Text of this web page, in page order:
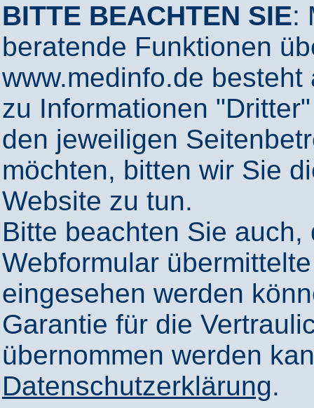
BITTE BEACHTEN SIE:
beratende Funktionen
www.medinfo.de
zu Informationen
den jeweiligen
möchten, bitten wir Sie
Website zu tun.
Bitte beachten Sie
Webformular
eingesehen werden
Garantie für die
übernommen werden
Datenschutzerklärung.